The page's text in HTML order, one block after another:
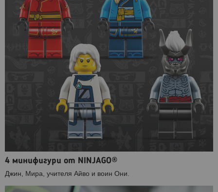
4 минифигури от NINJAGO®
Джин, Мира, учителя Айво и воин Они.